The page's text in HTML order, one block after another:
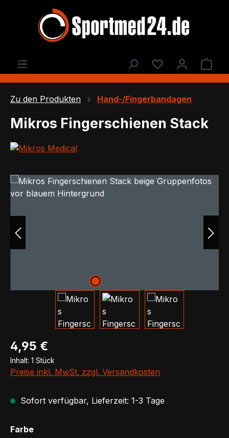
Zum Hauptinhalt springen
Du hast 0
Zu den Produkten Hand-/Fingerbandagen
Mikros Fingerschienen Stack
Bildergalerie überspringen
Regulärer Preis:
4,95 €
Inhalt: 1 Stück
Preise inkl. MwSt. zzgl. Versandkosten
Sofort verfügbar, Lieferzeit: 1-3 Tage
Farbeauswählen